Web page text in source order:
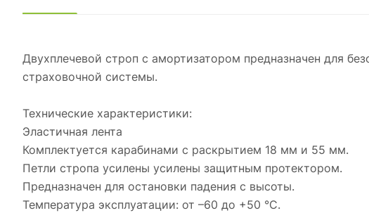
Двухплечевой строп с амортизатором предназначен для
страховочной системы.
Технические характеристики:
Эластичная лента
Комплектуется карабинами с раскрытием 18 мм и 55 мм.
Петли стропа усилены усилены защитным протектором.
Предназначен для остановки падения с высоты.
Температура эксплуатации: от –60 до +50 °С.